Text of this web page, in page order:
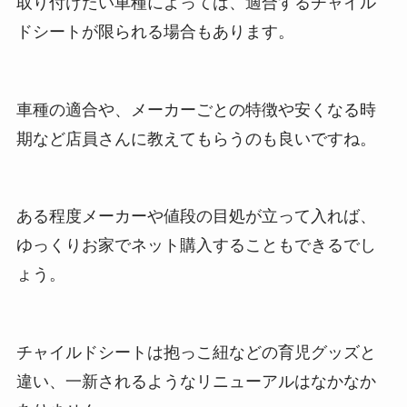
ドシートが限られる場合もあります。
車種の適合や、メーカーごとの特徴や安くなる時
期など店員さんに教えてもらうのも良いですね。
ある程度メーカーや値段の目処が立って入れば、
ゆっくりお家でネット購入することもできるでし
ょう。
チャイルドシートは抱っこ紐などの育児グッズと
違い、一新されるようなリニューアルはなかなか